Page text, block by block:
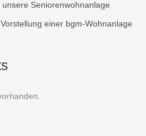
Seniorenwohnanlage
einer bgm-Wohnanlage